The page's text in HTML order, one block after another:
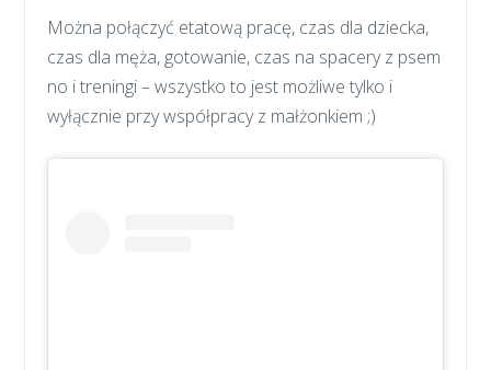
Można połączyć etatową pracę, czas dla dziecka,
czas dla męża, gotowanie, czas na spacery z psem
no i treningi – wszystko to jest możliwe tylko i
wyłącznie przy współpracy z małżonkiem ;)